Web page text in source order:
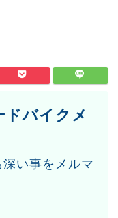
バイクメ
い事をメルマ